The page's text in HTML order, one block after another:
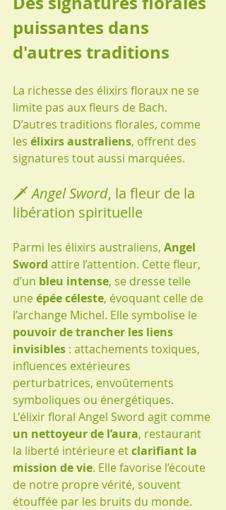
puissantes dans
d'autres traditions
La richesse des élixirs floraux ne se
limite pas aux fleurs de Bach.
D’autres traditions florales, comme
les élixirs australiens, offrent des
signatures tout aussi marquées.
🗡️ Angel Sword, la fleur de la
libération spirituelle
Parmi les élixirs australiens, Angel
Sword attire l’attention. Cette fleur,
d’un bleu intense, se dresse telle
une épée céleste, évoquant celle de
l’archange Michel. Elle symbolise le
pouvoir de trancher les liens
invisibles : attachements toxiques,
influences extérieures
perturbatrices, envoûtements
symboliques ou énergétiques.
L'élixir floral Angel Sword agit comme
un nettoyeur de l’aura, restaurant
la liberté intérieure et clarifiant la
mission de vie. Elle favorise l’écoute
de notre propre vérité, souvent
étouffée par les bruits du monde.